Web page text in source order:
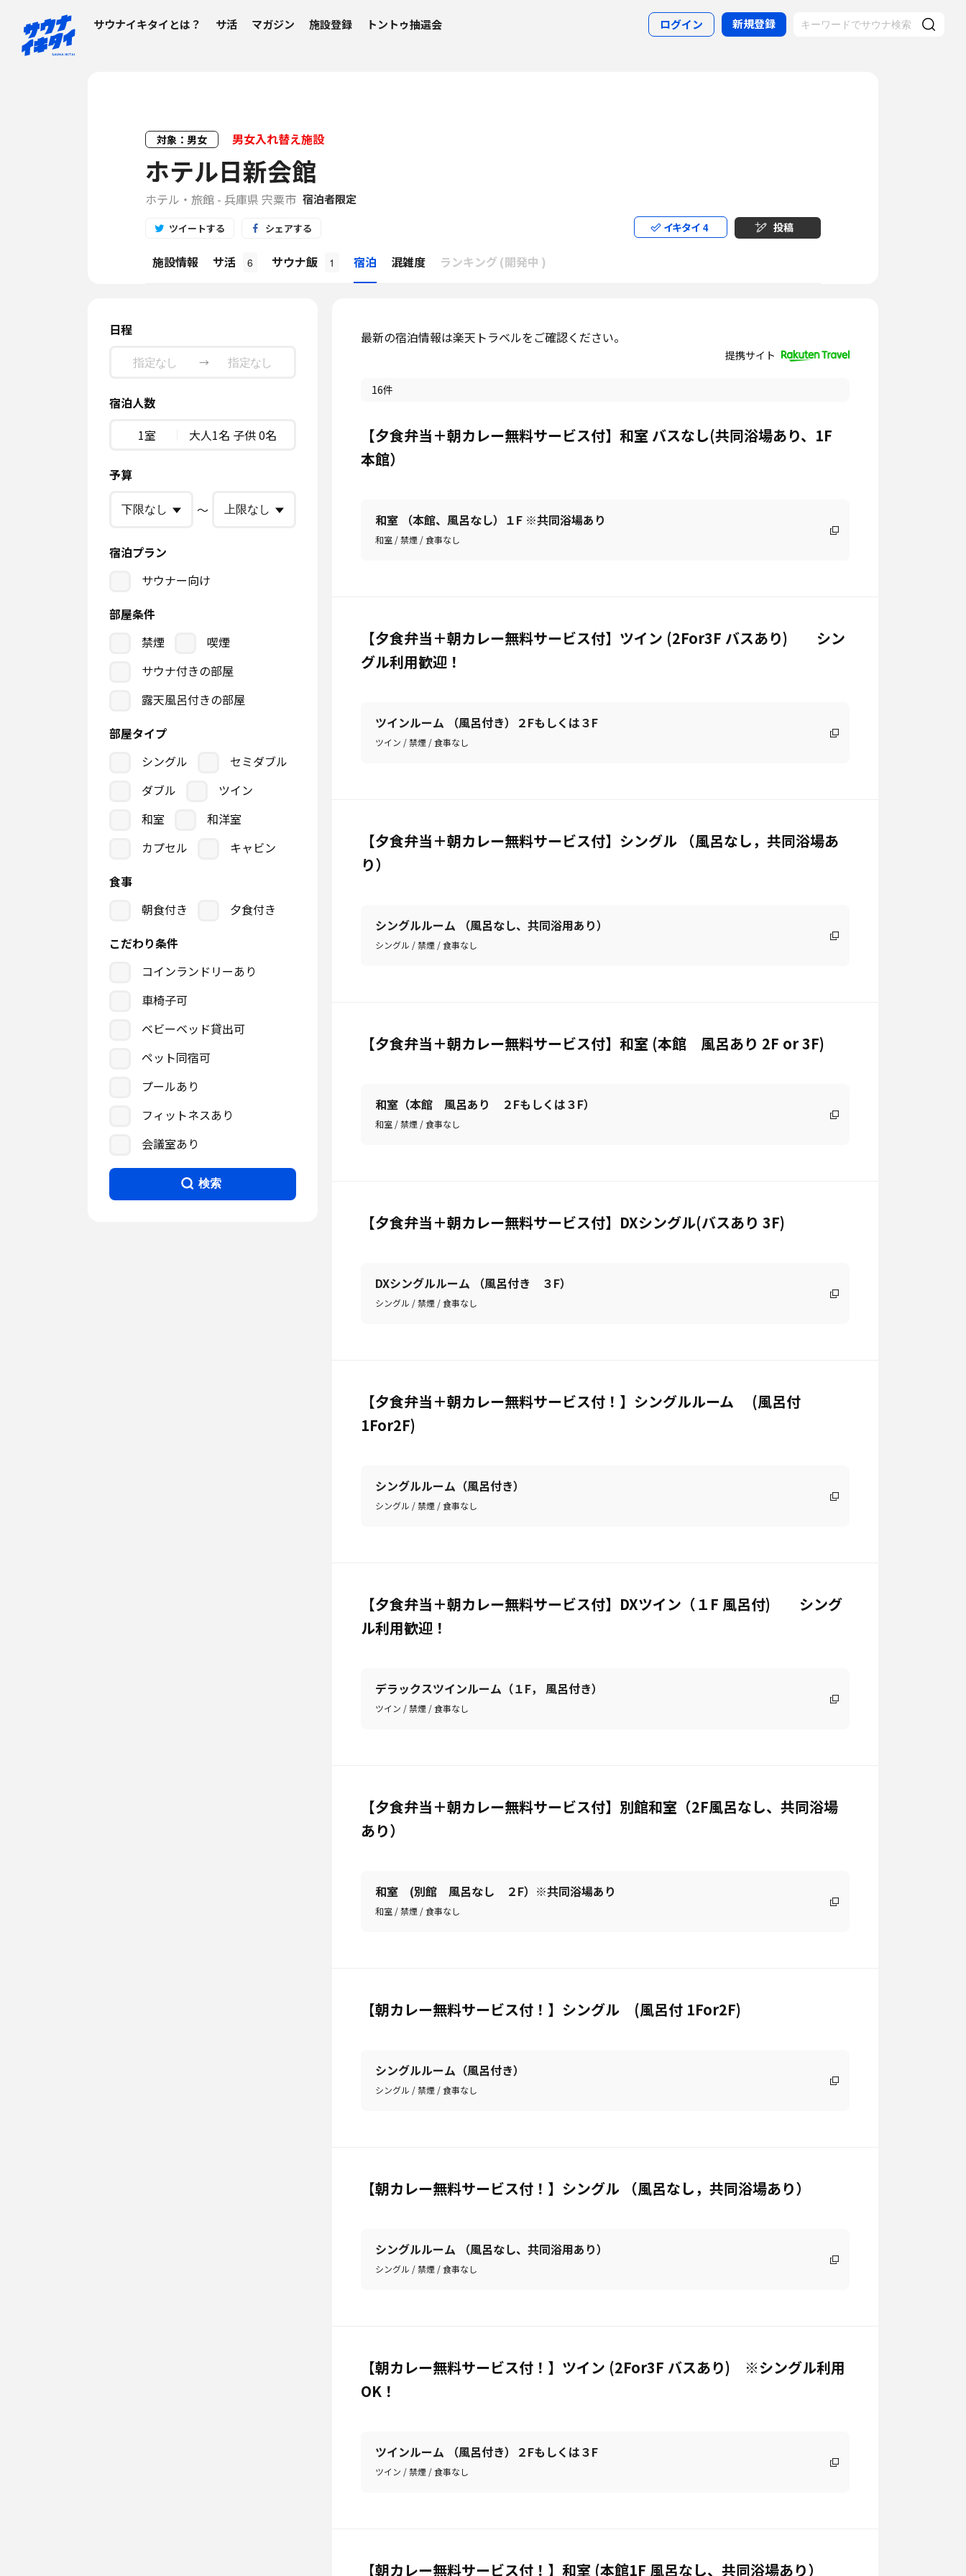
サウナイキタイとは？ サ活 マガジン 施設登録 トントゥ抽選会 ログイン 新規登録
対象：男女 男女入れ替え施設
ホテル日新会館
ホテル・旅館 - 兵庫県 宍粟市 宿泊者限定
ツイートする シェアする イキタイ 4 投稿
施設情報 サ活 6 サウナ飯 1 宿泊 混雑度 ランキング (開発中 )
日程
→
宿泊人数
1室
大人1名 子供 0名
予算
〜
宿泊プラン
サウナー向け
部屋条件
禁煙
喫煙
サウナ付きの部屋
露天風呂付きの部屋
部屋タイプ
シングル
セミダブル
ダブル
ツイン
和室
和洋室
カプセル
キャビン
食事
朝食付き
夕食付き
こだわり条件
コインランドリーあり
車椅子可
ベビーベッド貸出可
ペット同宿可
プールあり
フィットネスあり
会議室あり
検索
最新の宿泊情報は楽天トラベルをご確認ください。
提携サイト
16件
【夕食弁当＋朝カレー無料サービス付】和室 バスなし(共同浴場あり、1F
本館）
和室 （本館、風呂なし）１F ※共同浴場あり
和室 / 禁煙 / 食事なし
【夕食弁当＋朝カレー無料サービス付】ツイン (2For3F バスあり) シン
グル利用歓迎！
ツインルーム （風呂付き）２Fもしくは３F
ツイン / 禁煙 / 食事なし
【夕食弁当＋朝カレー無料サービス付】シングル （風呂なし，共同浴場あ
り）
シングルルーム （風呂なし、共同浴用あり）
シングル / 禁煙 / 食事なし
【夕食弁当＋朝カレー無料サービス付】和室 (本館 風呂あり 2F or 3F)
和室（本館 風呂あり ２Fもしくは３F）
和室 / 禁煙 / 食事なし
【夕食弁当＋朝カレー無料サービス付】DXシングル(バスあり 3F)
DXシングルルーム （風呂付き ３F）
シングル / 禁煙 / 食事なし
【夕食弁当＋朝カレー無料サービス付！】シングルルーム (風呂付
1For2F)
シングルルーム（風呂付き）
シングル / 禁煙 / 食事なし
【夕食弁当＋朝カレー無料サービス付】DXツイン（１F 風呂付) シング
ル利用歓迎！
デラックスツインルーム（１F， 風呂付き）
ツイン / 禁煙 / 食事なし
【夕食弁当＋朝カレー無料サービス付】別館和室（2F風呂なし、共同浴場
あり）
和室 (別館 風呂なし ２F）※共同浴場あり
和室 / 禁煙 / 食事なし
【朝カレー無料サービス付！】シングル (風呂付 1For2F)
シングルルーム（風呂付き）
シングル / 禁煙 / 食事なし
【朝カレー無料サービス付！】シングル （風呂なし，共同浴場あり）
シングルルーム （風呂なし、共同浴用あり）
シングル / 禁煙 / 食事なし
【朝カレー無料サービス付！】ツイン (2For3F バスあり) ※シングル利用
OK！
ツインルーム （風呂付き）２Fもしくは３F
ツイン / 禁煙 / 食事なし
【朝カレー無料サービス付！】和室 (本館1F 風呂なし、共同浴場あり）